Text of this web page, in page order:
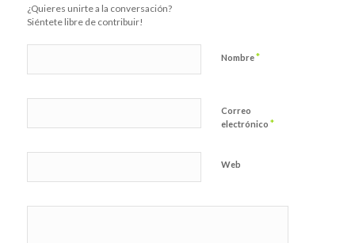
¿Quieres unirte a la conversación?
Siéntete libre de contribuir!
Nombre*
Correo
electrónico *
Web